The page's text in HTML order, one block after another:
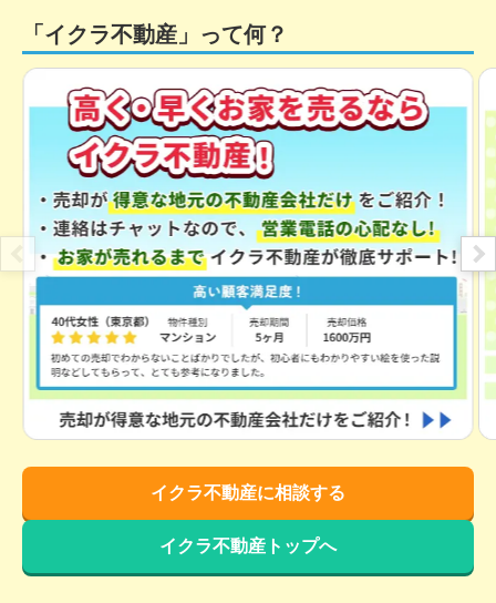
「イクラ不動産」って何？
イクラ不動産に相談する
イクラ不動産トップへ